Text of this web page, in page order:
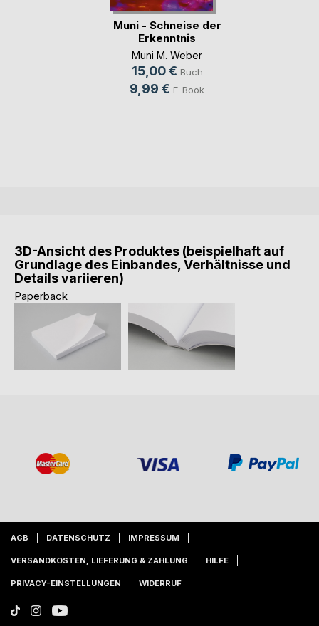
Muni - Schneise der
Erkenntnis
Muni M. Weber
15,00 € Buch
9,99 € E-Book
3D-Ansicht des Produktes (beispielhaft auf
Grundlage des Einbandes, Verhältnisse und
Details variieren)
Paperback
AGB DATENSCHUTZ IMPRESSUM
VERSANDKOSTEN, LIEFERUNG & ZAHLUNG HILFE
PRIVACY-EINSTELLUNGEN WIDERRUF